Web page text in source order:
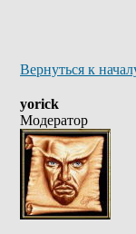
Вернуться к
yorick
Модератор